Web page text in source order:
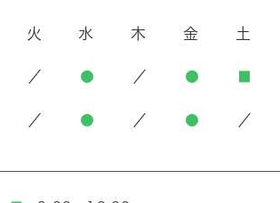
火 水 木 金 土
／ ● ／ ● ■
／ ● ／ ● ／